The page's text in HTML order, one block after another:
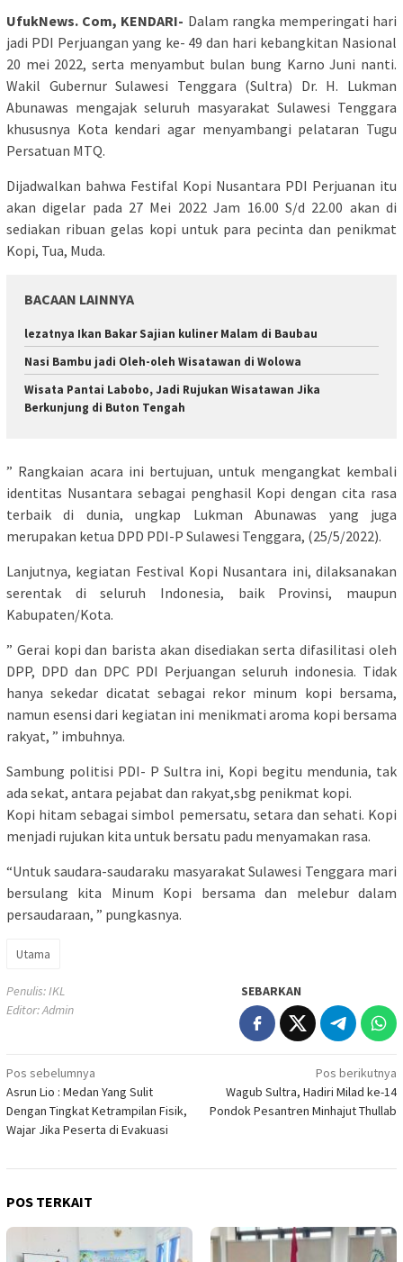
UfukNews. Com, KENDARI- Dalam rangka memperingati hari
jadi PDI Perjuangan yang ke- 49 dan hari kebangkitan Nasional
20 mei 2022, serta menyambut bulan bung Karno Juni nanti.
Wakil Gubernur Sulawesi Tenggara (Sultra) Dr. H. Lukman
Abunawas mengajak seluruh masyarakat Sulawesi Tenggara
khususnya Kota kendari agar menyambangi pelataran Tugu
Persatuan MTQ.
Dijadwalkan bahwa Festifal Kopi Nusantara PDI Perjuanan itu
akan digelar pada 27 Mei 2022 Jam 16.00 S/d 22.00 akan di
sediakan ribuan gelas kopi untuk para pecinta dan penikmat
Kopi, Tua, Muda.
BACAAN LAINNYA
lezatnya Ikan Bakar Sajian kuliner Malam di Baubau
Nasi Bambu jadi Oleh-oleh Wisatawan di Wolowa
Wisata Pantai Labobo, Jadi Rujukan Wisatawan Jika
Berkunjung di Buton Tengah
” Rangkaian acara ini bertujuan, untuk mengangkat kembali
identitas Nusantara sebagai penghasil Kopi dengan cita rasa
terbaik di dunia, ungkap Lukman Abunawas yang juga
merupakan ketua DPD PDI-P Sulawesi Tenggara, (25/5/2022).
Lanjutnya, kegiatan Festival Kopi Nusantara ini, dilaksanakan
serentak di seluruh Indonesia, baik Provinsi, maupun
Kabupaten/Kota.
” Gerai kopi dan barista akan disediakan serta difasilitasi oleh
DPP, DPD dan DPC PDI Perjuangan seluruh indonesia. Tidak
hanya sekedar dicatat sebagai rekor minum kopi bersama,
namun esensi dari kegiatan ini menikmati aroma kopi bersama
rakyat, ” imbuhnya.
Sambung politisi PDI- P Sultra ini, Kopi begitu mendunia, tak
ada sekat, antara pejabat dan rakyat,sbg penikmat kopi.
Kopi hitam sebagai simbol pemersatu, setara dan sehati. Kopi
menjadi rujukan kita untuk bersatu padu menyamakan rasa.
“Untuk saudara-saudaraku masyarakat Sulawesi Tenggara mari
bersulang kita Minum Kopi bersama dan melebur dalam
persaudaraan, ” pungkasnya.
Utama
Penulis: IKL
Editor: Admin
SEBARKAN
Navigasi
pos
Pos sebelumnya
Asrun Lio : Medan Yang Sulit
Dengan Tingkat Ketrampilan Fisik,
Wajar Jika Peserta di Evakuasi
Pos berikutnya
Wagub Sultra, Hadiri Milad ke-14
Pondok Pesantren Minhajut Thullab
POS TERKAIT